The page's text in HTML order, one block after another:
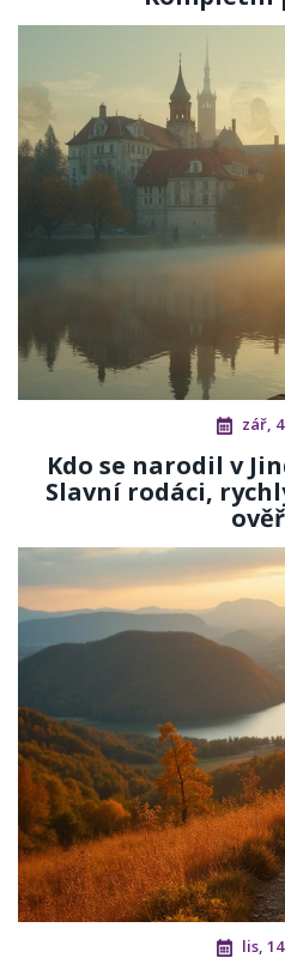
zář,
Kdo se narodil v
Slavní rodáci,
lis,